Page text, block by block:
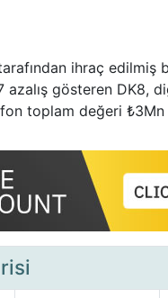
ihraç edilmiş
azalış gösteren DK8,
toplam değeri ₺3Mn